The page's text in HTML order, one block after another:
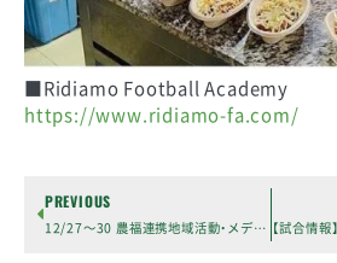
■Ridiamo Football Academy
https://www.ridiamo-fa.com/
PREVIOUS
12/27〜30 農福連携地域活動・メディア放送のお知らせ